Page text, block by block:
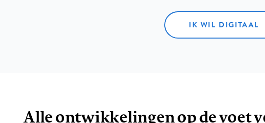
IK WIL DIGITAAL
Alle ontwikkelingen op de voet